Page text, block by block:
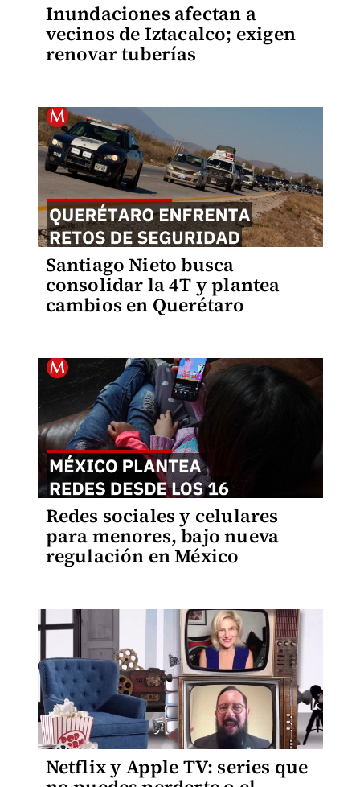
Inundaciones afectan a
vecinos de Iztacalco; exigen
renovar tuberías
Santiago Nieto busca
consolidar la 4T y plantea
cambios en Querétaro
Redes sociales y celulares
para menores, bajo nueva
regulación en México
Netflix y Apple TV: series que